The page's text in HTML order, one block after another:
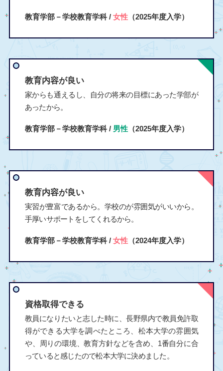
教育学部－学校教育学科 / 女性（2025年度入学）
教育内容が良い
家からも通えるし、自分の将来の目標にあった学部が
あったから。
教育学部－学校教育学科 / 男性（2025年度入学）
教育内容が良い
実習が豊富であるから。学校のが雰囲気がいいから。
手厚いサポートをしてくれるから。
教育学部－学校教育学科 / 女性（2024年度入学）
資格取得できる
教員になりたいと志した時に、長野県内で教員免許取
得ができる大学を調べたところ、松本大学の雰囲気
や、周りの環境、教育方針などを含め、1番自分に合
っていると感じたので松本大学に決めました。